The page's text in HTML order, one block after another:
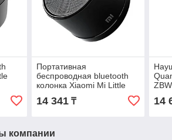
Портативная
беспроводная bluetooth
колонка Xiaomi Mi Little
Оригинал. Арт.3969
14 341₸ 14
компании